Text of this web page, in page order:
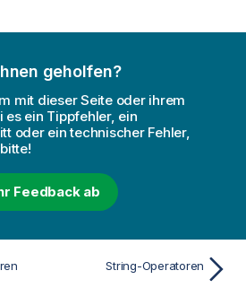
geholfen?
mit dieser Seite oder ihrem
es ein Tippfehler, ein
oder ein technischer Fehler,
Feedback ab
String-Operatoren